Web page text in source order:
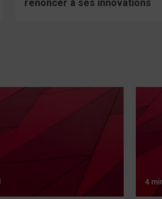
renoncer à ses innovations
4